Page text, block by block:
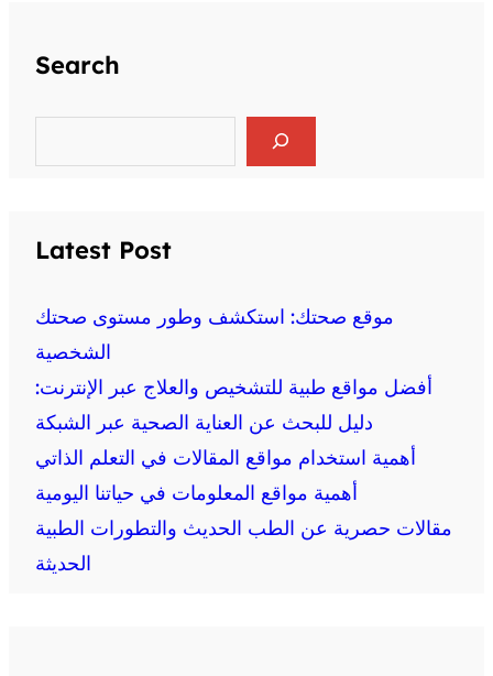
Search
a
Latest Post
موقع صحتك: استكشف وطور مستوى صحتك
الشخصية
أفضل مواقع طبية للتشخيص والعلاج عبر الإنترنت:
دليل للبحث عن العناية الصحية عبر الشبكة
أهمية استخدام مواقع المقالات في التعلم الذاتي
أهمية مواقع المعلومات في حياتنا اليومية
مقالات حصرية عن الطب الحديث والتطورات الطبية
الحديثة